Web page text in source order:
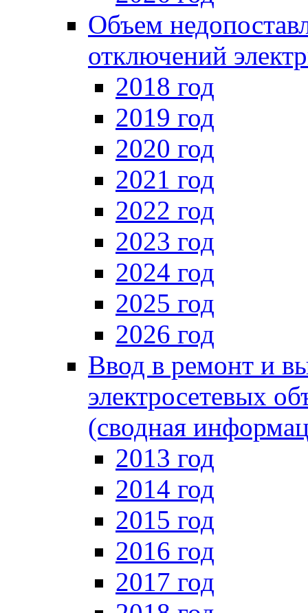
Объем
отключений
2018 год
2019 год
2020 год
2021 год
2022 год
2023 год
2024 год
2025 год
2026 год
Ввод в ремонт и
электросетевых
(сводная
2013 год
2014 год
2015 год
2016 год
2017 год